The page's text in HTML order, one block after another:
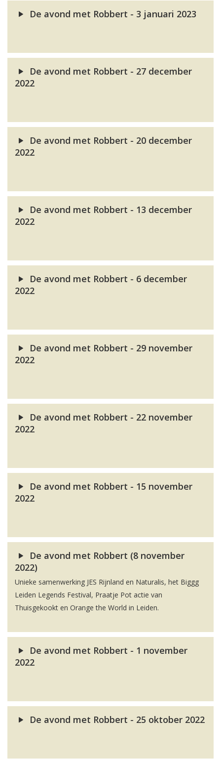
De avond met Robbert - 3 januari 2023
De avond met Robbert - 27 december
2022
De avond met Robbert - 20 december
2022
De avond met Robbert - 13 december
2022
De avond met Robbert - 6 december
2022
De avond met Robbert - 29 november
2022
De avond met Robbert - 22 november
2022
De avond met Robbert - 15 november
2022
De avond met Robbert (8 november
2022)
Unieke samenwerking JES Rijnland en Naturalis, het Biggg
Leiden Legends Festival, Praatje Pot actie van
Thuisgekookt en Orange the World in Leiden.
De avond met Robbert - 1 november
2022
De avond met Robbert - 25 oktober 2022